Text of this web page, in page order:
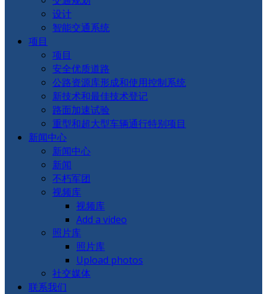
设计
智能交通系统
项目
项目
安全优质道路
公路资源库形成和使用控制系统
新技术和最佳技术登记
路面加速试验
重型和超大型车辆通行特别项目
新闻中心
新闻中心
新闻
不朽军团
视频库
视频库
Add a video
照片库
照片库
Upload photos
社交媒体
联系我们